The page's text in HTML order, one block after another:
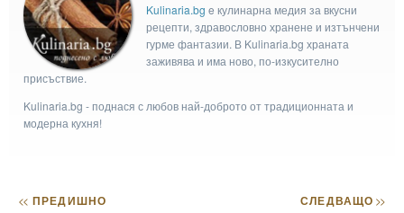
Kulinaria.bg e кулинарна медия за вкусни
рецепти, здравословно хранене и изтънчени
гурме фантазии. В Kulinaria.bg храната
заживява и има ново, по-изкусително
присъствие.
Kulinaria.bg - поднася с любов най-доброто от традиционната и
модерна кухня!
<< ПРЕДИШНО СЛЕДВАЩО>>